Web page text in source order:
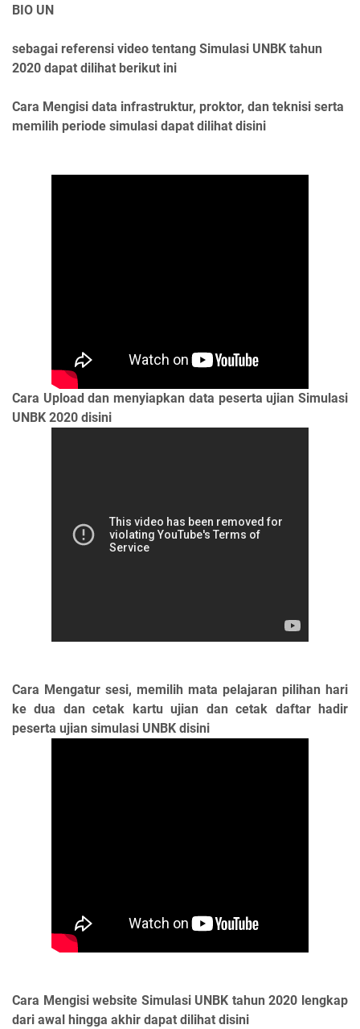
BIO UN
sebagai referensi video tentang Simulasi UNBK tahun
2020 dapat dilihat berikut ini
Cara Mengisi data infrastruktur, proktor, dan teknisi serta
memilih periode simulasi dapat dilihat disini
Cara Upload dan menyiapkan data peserta ujian Simulasi
UNBK 2020 disini
Cara Mengatur sesi, memilih mata pelajaran pilihan hari
ke dua dan cetak kartu ujian dan cetak daftar hadir
peserta ujian simulasi UNBK disini
Cara Mengisi website Simulasi UNBK tahun 2020 lengkap
dari awal hingga akhir dapat dilihat disini